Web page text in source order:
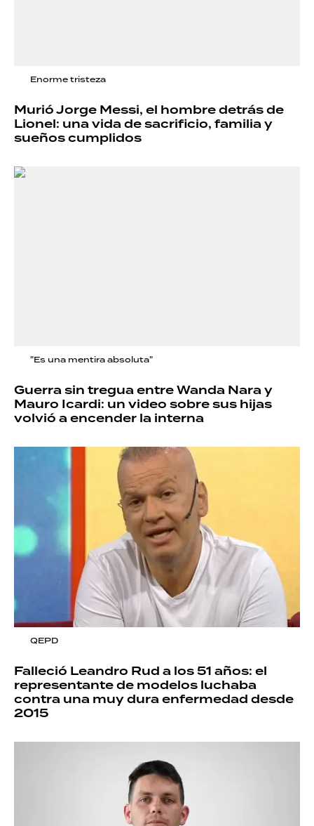
Enorme tristeza
Murió Jorge Messi, el hombre detrás de
Lionel: una vida de sacrificio, familia y
sueños cumplidos
"Es una mentira absoluta"
Guerra sin tregua entre Wanda Nara y
Mauro Icardi: un video sobre sus hijas
volvió a encender la interna
QEPD
Falleció Leandro Rud a los 51 años: el
representante de modelos luchaba
contra una muy dura enfermedad desde
2015